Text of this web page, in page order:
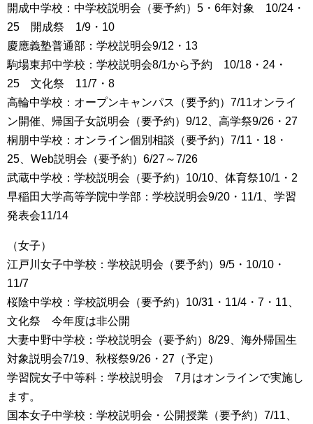
開成中学校：中学校説明会（要予約）5・6年対象 10/24・
25 開成祭 1/9・10
慶應義塾普通部：学校説明会9/12・13
駒場東邦中学校：学校説明会8/1から予約 10/18・24・
25 文化祭 11/7・8
高輪中学校：オープンキャンパス（要予約）7/11オンライ
ン開催、帰国子女説明会（要予約）9/12、高学祭9/26・27
桐朋中学校：オンライン個別相談（要予約）7/11・18・
25、Web説明会（要予約）6/27～7/26
武蔵中学校：学校説明会（要予約）10/10、体育祭10/1・2
早稲田大学高等学院中学部：学校説明会9/20・11/1、学習
発表会11/14
（女子）
江戸川女子中学校：学校説明会（要予約）9/5・10/10・
11/7
桜陰中学校：学校説明会（要予約）10/31・11/4・7・11、
文化祭 今年度は非公開
大妻中野中学校：学校説明会（要予約）8/29、海外帰国生
対象説明会7/19、秋桜祭9/26・27（予定）
学習院女子中等科：学校説明会 7月はオンラインで実施し
ます。
国本女子中学校：学校説明会・公開授業（要予約）7/11、